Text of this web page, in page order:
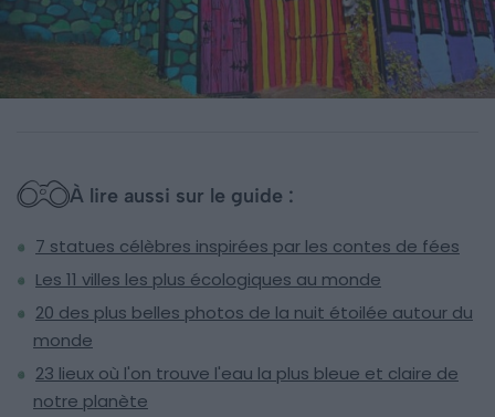
À lire aussi sur le guide :
7 statues célèbres inspirées par les contes de fées
Les 11 villes les plus écologiques au monde
20 des plus belles photos de la nuit étoilée autour du
monde
23 lieux où l'on trouve l'eau la plus bleue et claire de
notre planète